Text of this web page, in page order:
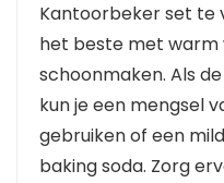
Kantoorbeker set te
het beste met warm
schoonmaken. Als
kun je een mengsel
gebruiken of een
baking soda. Zorg